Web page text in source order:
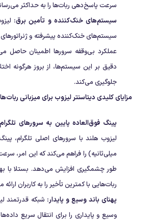
سرعت پاسخ‌دهی ربات‌ها را به حداکثر
سیستم‌های خنک‌کننده و تأمین برق:
سیستم‌های خنک‌کننده پیشرفته و ژنراتورهای
عملکرد بی‌وقفه سرورها اطمینان حاصل
دقیق بر این سیستم‌ها، از بروز هرگونه
جلوگیری می‌کند.
مزایای کلیدی دیتاسنتر لیزوب برای میزبانی
پینگ فوق‌العاده پایین به سرورهای
میلی‌ثانیه) را فراهم می‌کند که این امر،
طور چشمگیری افزایش می‌دهد. بستلا با
ربات‌هایی با کمترین تأخیر را به کاربران
پهنای باند وسیع و پایدار: شبکه قدرتمند
وسیع و پایداری را برای انتقال سریع